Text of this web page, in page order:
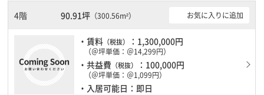
きます。
4階 90.91坪 （300.56m²） お気に入りに追加
・賃料 （税抜） ：1,300,000円
（＠坪単価：＠14,299円）
・共益費 （税抜） ：100,000円
（＠坪単価：＠1,099円）
・入居可能日：即日